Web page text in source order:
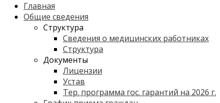
Главная
Общие сведения
Структура
Сведения о медицинских работниках
Структура
Документы
Лицензии
Устав
Тер. программа гос. гарантий на 2026 г.